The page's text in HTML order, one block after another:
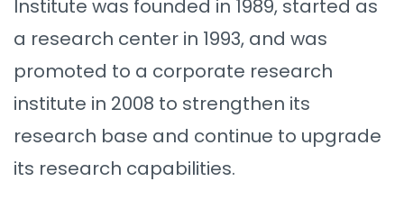
Institute was founded in 1989, started as
a research center in 1993, and was
promoted to a corporate research
institute in 2008 to strengthen its
research base and continue to upgrade
its research capabilities.